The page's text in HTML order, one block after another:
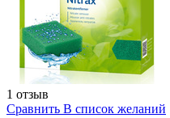
1 отзыв
Сравнить В список желаний